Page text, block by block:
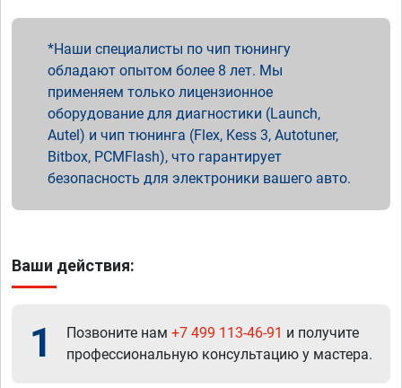
Наши специалисты по чип тюнингу
обладают опытом более 8 лет. Мы
применяем только лицензионное
оборудование для диагностики (Launch,
Autel) и чип тюнинга (Flex, Kess 3, Autotuner,
Bitbox, PCMFlash), что гарантирует
безопасность для электроники вашего авто.
Ваши действия:
1 Позвоните нам +7 499 113-46-91 и получите
профессиональную консультацию у мастера.